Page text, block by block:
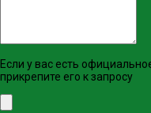
Если у вас есть
прикрепите его к запросу